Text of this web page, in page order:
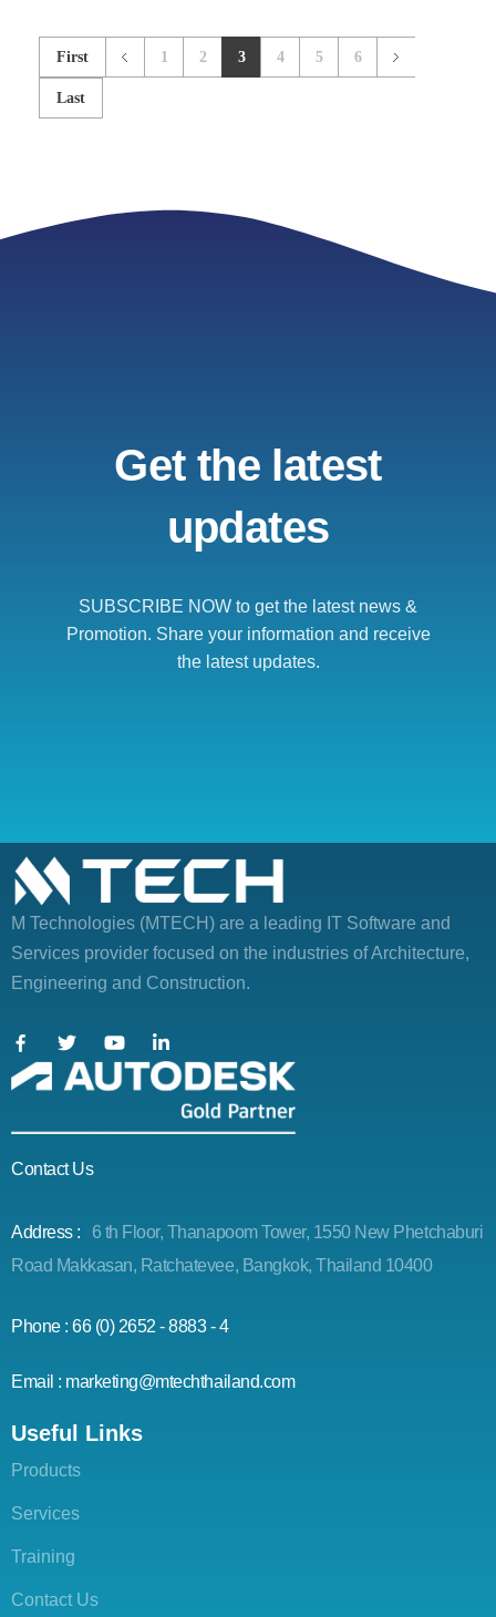
First 1 2 3 4 5 6
Last
Get the latest
updates
SUBSCRIBE NOW to get the latest news &
Promotion. Share your information and receive
the latest updates.
M Technologies (MTECH) are a leading IT Software and
Services provider focused on the industries of Architecture,
Engineering and Construction.
Contact Us
Address :
6 th Floor, Thanapoom Tower, 1550 New Phetchaburi
Road Makkasan, Ratchatevee, Bangkok, Thailand 10400
Phone : 66 (0) 2652 - 8883 - 4
Email : marketing@mtechthailand.com
Useful Links
Products
Services
Training
Contact Us